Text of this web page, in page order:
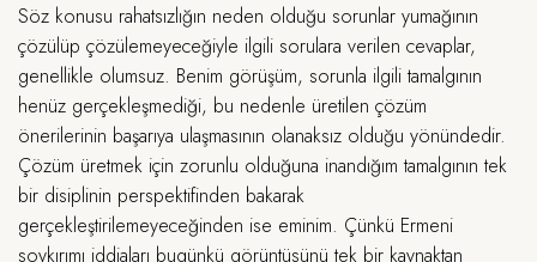
Söz konusu rahatsızlığın neden olduğu sorunlar yumağının
çözülüp çözülemeyeceğiyle ilgili sorulara verilen cevaplar,
genellikle olumsuz. Benim görüşüm, sorunla ilgili tamalgının
henüz gerçekleşmediği, bu nedenle üretilen çözüm
önerilerinin başarıya ulaşmasının olanaksız olduğu yönündedir.
Çözüm üretmek için zorunlu olduğuna inandığım tamalgının tek
bir disiplinin perspektifinden bakarak
gerçekleştirilemeyeceğinden ise eminim. Çünkü Ermeni
soykırımı iddiaları bugünkü görüntüsünü tek bir kaynaktan